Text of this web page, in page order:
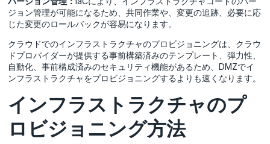
ジョン管理が可能になるため、共同作業や、変更の追跡、必要に応
じた変更のロールバックが容易になります。
クラウドでのインフラストラクチャのプロビジョニングは、クラウ
ドプロバイダーが提供する事前構築済みのテンプレート、弾力性、
自動化、事前構成済みのセキュリティ機能があるため、DMZでイ
ンフラストラクチャをプロビジョニングするよりも速くなります。
インフラストラクチャのプ
ロビジョニング方法